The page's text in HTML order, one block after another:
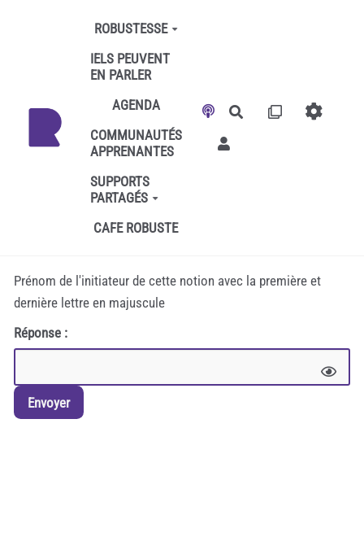
Aller au contenu principal
ROBUSTESSE
IELS PEUVENT
EN PARLER
AGENDA
COMMUNAUTÉS
APPRENANTES
SUPPORTS
PARTAGÉS
CAFE ROBUSTE
Rechercher
Prénom de l'initiateur de cette notion avec la première et
dernière lettre en majuscule
Réponse :
Envoyer